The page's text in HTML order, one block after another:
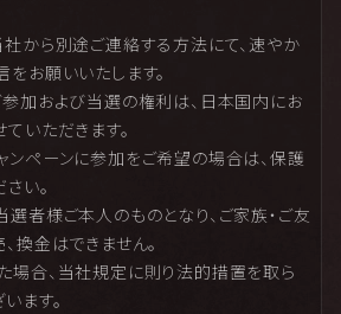
から別途ご連絡する方法にて、速やか
お願いいたします。
加および当選の権利は、日本国内にお
いただきます。
ペーンに参加をご希望の場合は、保護
い。
者様ご本人のものとなり、ご家族・ご友
換金はできません。
場合、当社規定に則り法的措置を取ら
ます。